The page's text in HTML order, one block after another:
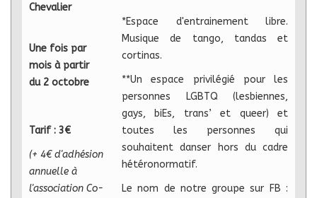
Chevalier
Une fois par
mois à partir
du 2 octobre
Tarif : 3€
(+ 4€ d'adhésion
annuelle à
l'association Co-
*Espace d'entrainement libre.
Musique de tango, tandas et
cortinas.
**Un espace privilégié pour les
personnes LGBTQ (lesbiennes,
gays, biEs, trans’ et queer) et
toutes les personnes qui
souhaitent danser hors du cadre
hétéronormatif.
Le nom de notre groupe sur FB :